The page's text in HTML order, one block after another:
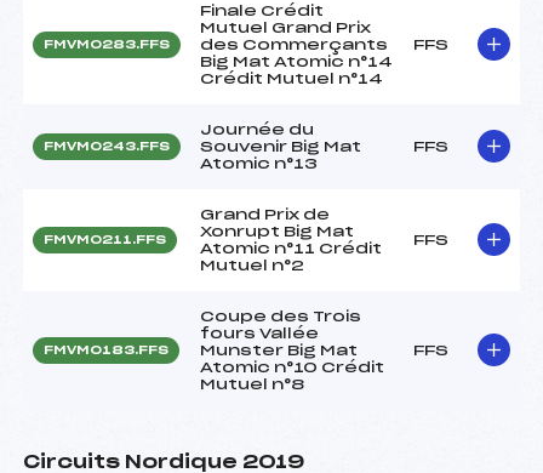
FMVM0283.FFS
Finale Crédit
Mutuel Grand Prix
des Commerçants
Big Mat Atomic n°14
Crédit Mutuel n°14
FFS
FMVM0243.FFS
Journée du
Souvenir Big Mat
Atomic n°13
FFS
FMVM0211.FFS
Grand Prix de
Xonrupt Big Mat
Atomic n°11 Crédit
Mutuel n°2
FFS
FMVM0183.FFS
Coupe des Trois
fours Vallée
Munster Big Mat
Atomic n°10 Crédit
Mutuel n°8
FFS
Circuits Nordique 2019